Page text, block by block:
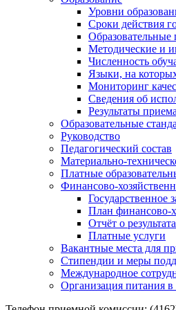
Уровни
Сроки действия
Методические и
Численность
Языки, на
Мониторинг
Сведения об
Результаты
Образовательные
Руководство
Педагогический состав
Материально-
Платные
Финансово-
Государственное
План финансово-
Отчёт о
Платные услуги
Вакантные места для
Стипендии и меры
Международное
Организация питания в